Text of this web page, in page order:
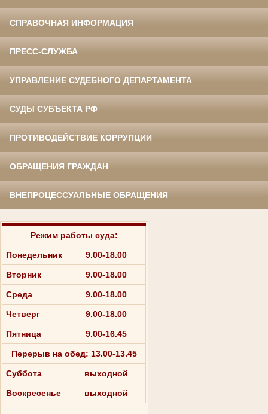
СПРАВОЧНАЯ ИНФОРМАЦИЯ
ПРЕСС-СЛУЖБА
УПРАВЛЕНИЕ СУДЕБНОГО ДЕПАРТАМЕНТА
СУДЫ СУБЪЕКТА РФ
ПРОТИВОДЕЙСТВИЕ КОРРУПЦИИ
ОБРАЩЕНИЯ ГРАЖДАН
ВНЕПРОЦЕССУАЛЬНЫЕ ОБРАЩЕНИЯ
Режим работы суда:
Понедельник 9.00-18.00
Вторник 9.00-18.00
Среда 9.00-18.00
Четверг 9.00-18.00
Пятница 9.00-16.45
Перерыв на обед: 13.00-13.45
Суббота выходной
Воскресенье выходной